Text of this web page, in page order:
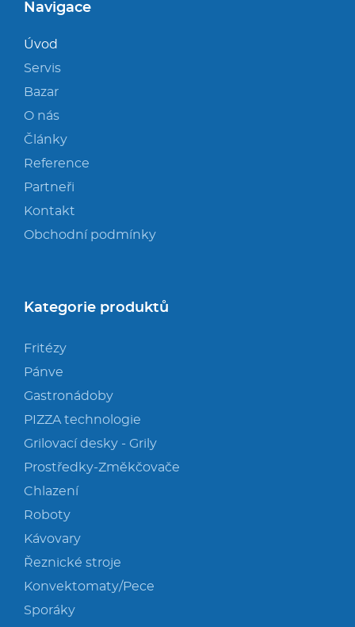
Navigace
Úvod
Servis
Bazar
O nás
Články
Reference
Partneři
Kontakt
Obchodní podmínky
Kategorie produktů
Fritézy
Pánve
Gastronádoby
PIZZA technologie
Grilovací desky - Grily
Prostředky-Změkčovače
Chlazení
Roboty
Kávovary
Řeznické stroje
Konvektomaty/Pece
Sporáky